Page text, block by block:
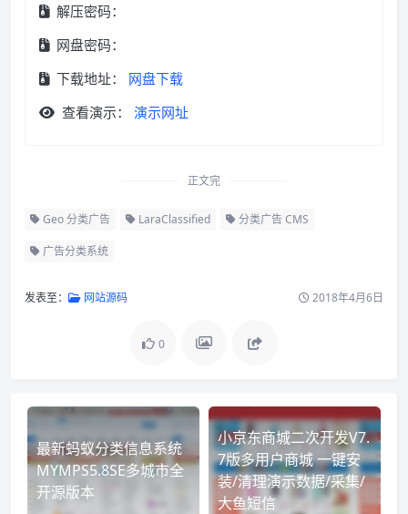
解压密码：
网盘密码：
下载地址：
网盘下载
查看演示：
演示网址
正文完
Geo 分类广告 LaraClassified 分类广告 CMS
广告分类系统
发表至： 网站源码 2018年4月6日
0
最新蚂蚁分类信息系统
MYMPS5.8SE多城市全
开源版本
小京东商城二次开发V7.
7版多用户商城 一键安
装/清理演示数据/采集/
大鱼短信